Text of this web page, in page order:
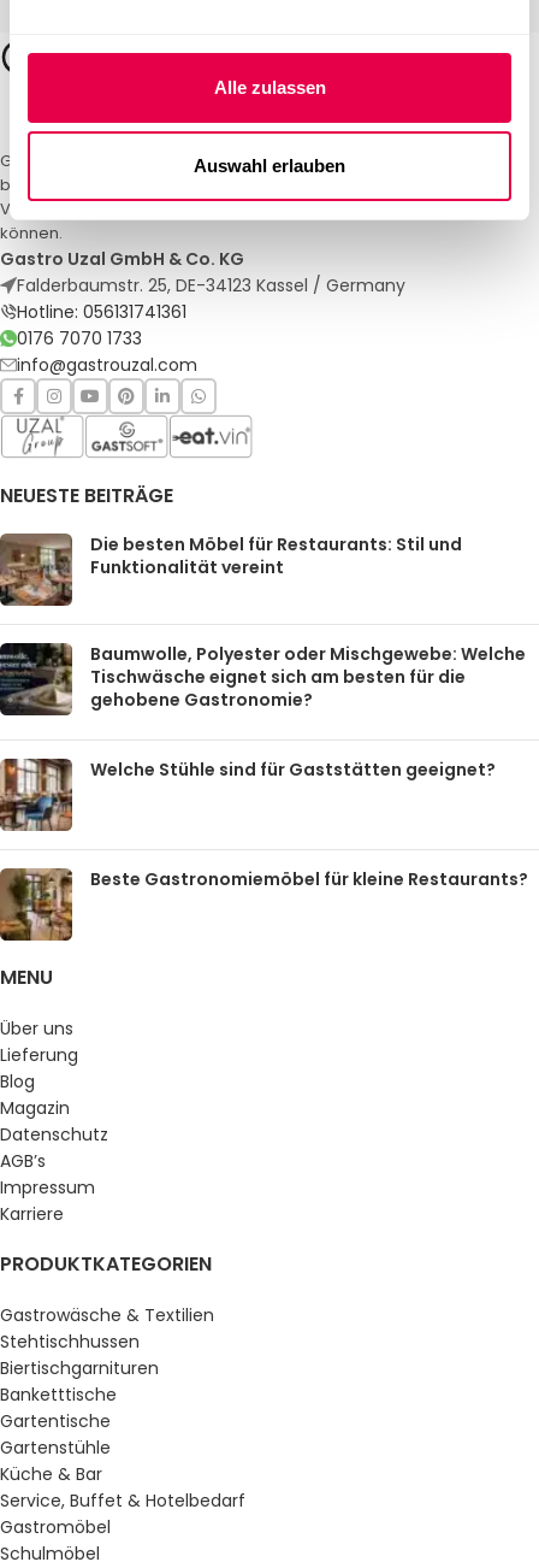
Alle zulassen
Auswahl erlauben
Gastro Uzal – Ihr Spezialist für Gastronomiemöbel und -textilien. Wir
bieten maßgeschneiderte Lösungen für Restaurants, Hotels und
Veranstaltungen. Qualität und Service, auf die Sie sich verlassen
können.
Gastro Uzal GmbH & Co. KG
Falderbaumstr. 25, DE-34123 Kassel / Germany
Hotline: 056131741361
0176 7070 1733
info@gastrouzal.com
NEUESTE BEITRÄGE
Die besten Möbel für Restaurants: Stil und
Funktionalität vereint
Baumwolle, Polyester oder Mischgewebe: Welche
Tischwäsche eignet sich am besten für die
gehobene Gastronomie?
Welche Stühle sind für Gaststätten geeignet?
Beste Gastronomiemöbel für kleine Restaurants?
MENU
Über uns
Lieferung
Blog
Magazin
Datenschutz
AGB’s
Impressum
Karriere
PRODUKTKATEGORIEN
Gastrowäsche & Textilien
Stehtischhussen
Biertischgarnituren
Banketttische
Gartentische
Gartenstühle
Küche & Bar
Service, Buffet & Hotelbedarf
Gastromöbel
Schulmöbel